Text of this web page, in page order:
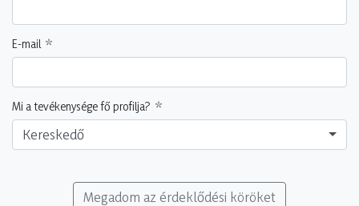
E-mail
Mi a tevékenysége fő profilja?
Kereskedő
Megadom az érdeklődési köröket